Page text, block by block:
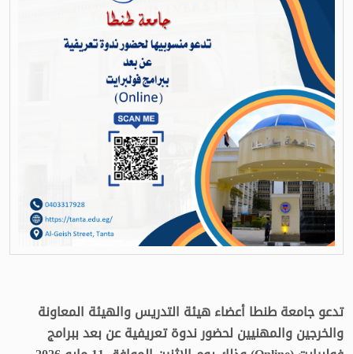
تدعو جامعة طنطا أعضاء هيئة التدريس والهيئة المعاونة
والخرجين والمهنيين لحضور ندوة تعريفية عن بعد ببرامج